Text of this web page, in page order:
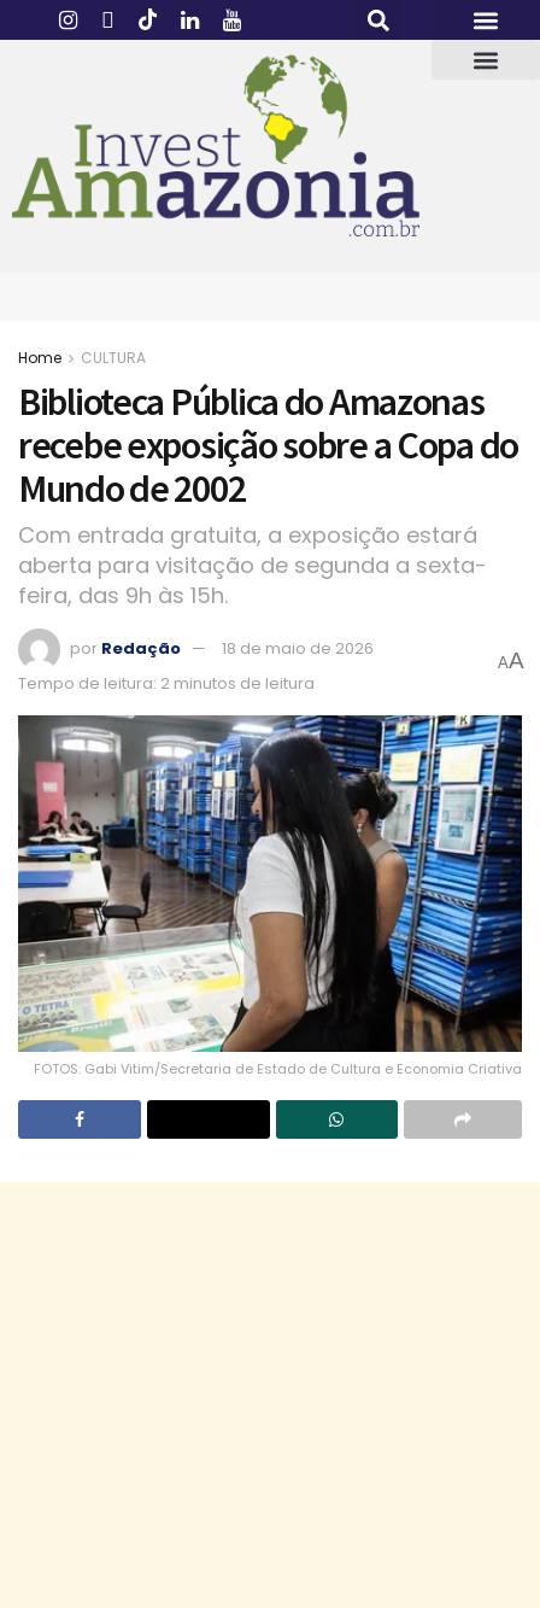
Home CULTURA
Biblioteca Pública do Amazonas
recebe exposição sobre a Copa do
Mundo de 2002
Com entrada gratuita, a exposição estará
aberta para visitação de segunda a sexta-
feira, das 9h às 15h.
por Redação
18 de maio de 2026
Tempo de leitura: 2 minutos de leitura
AA
FOTOS: Gabi Vitim/Secretaria de Estado de Cultura e Economia Criativa